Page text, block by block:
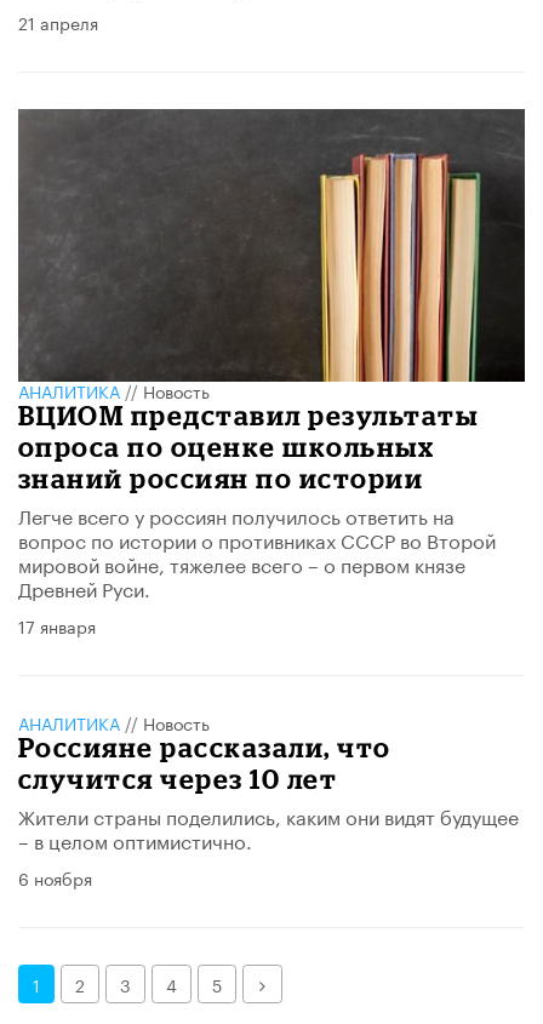
21 апреля
АНАЛИТИКА//Новость
ВЦИОМ представил результаты
опроса по оценке школьных
знаний россиян по истории
Легче всего у россиян получилось ответить на
вопрос по истории о противниках СССР во Второй
мировой войне, тяжелее всего – о первом князе
Древней Руси.
17 января
АНАЛИТИКА // Новость
Россияне рассказали, что
случится через 10 лет
Жители страны поделились, каким они видят будущее
– в целом оптимистично.
6 ноября
1 2 3 4 5 Далее